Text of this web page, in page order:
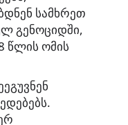
სამხრეთ
გენოციდში,
წლის ომის